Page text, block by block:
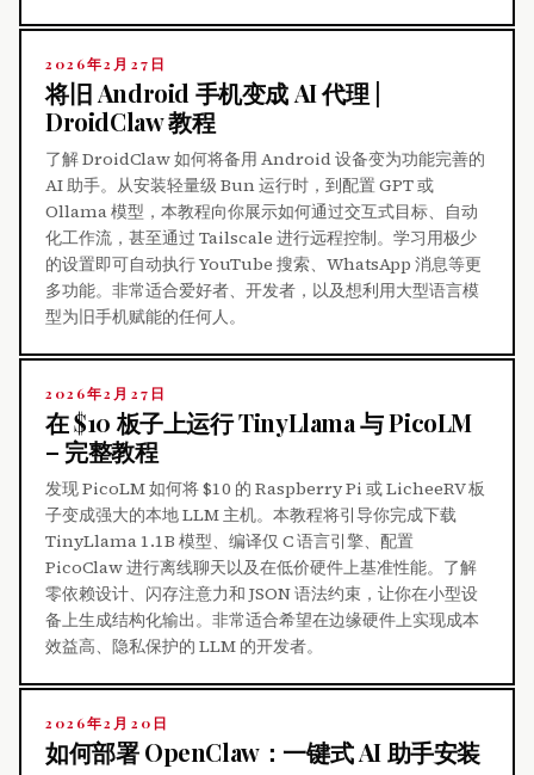
2026年2月27日
将旧 Android 手机变成 AI 代理 |
DroidClaw 教程
了解 DroidClaw 如何将备用 Android 设备变为功能完善的
AI 助手。从安装轻量级 Bun 运行时，到配置 GPT 或
Ollama 模型，本教程向你展示如何通过交互式目标、自动
化工作流，甚至通过 Tailscale 进行远程控制。学习用极少
的设置即可自动执行 YouTube 搜索、WhatsApp 消息等更
多功能。非常适合爱好者、开发者，以及想利用大型语言模
型为旧手机赋能的任何人。
2026年2月27日
在 $10 板子上运行 TinyLlama 与 PicoLM
– 完整教程
发现 PicoLM 如何将 $10 的 Raspberry Pi 或 LicheeRV 板
子变成强大的本地 LLM 主机。本教程将引导你完成下载
TinyLlama 1.1B 模型、编译仅 C 语言引擎、配置
PicoClaw 进行离线聊天以及在低价硬件上基准性能。了解
零依赖设计、闪存注意力和 JSON 语法约束，让你在小型设
备上生成结构化输出。非常适合希望在边缘硬件上实现成本
效益高、隐私保护的 LLM 的开发者。
2026年2月20日
如何部署 OpenClaw：一键式 AI 助手安装